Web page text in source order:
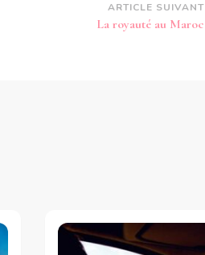
ARTICLE SUIVANT
La royauté au Maroc